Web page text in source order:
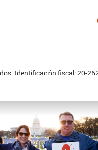
Identificación fiscal: 20-